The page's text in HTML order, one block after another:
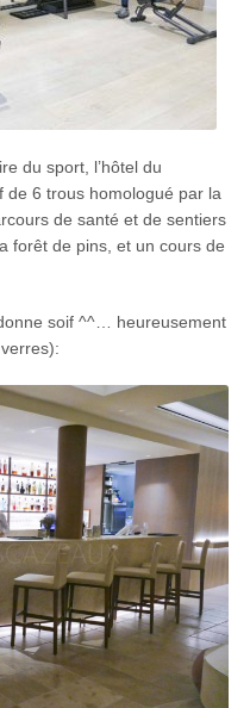
du sport, l’hôtel du
de 6 trous homologué par la
de santé et de sentiers
forêt de pins, et un cours de
soif ^^… heureusement